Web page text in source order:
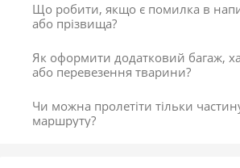
Що робити, якщо є помилка в
або прізвища?
Як оформити додатковий багаж,
або перевезення тварини?
Чи можна пролетіти тільки
маршруту?